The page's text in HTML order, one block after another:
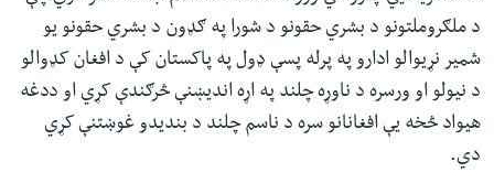
د ملګروملتونو د بشري حقونو د شورا په ګډون د بشري حقونو یو
شمیر نړیوالو ادارو په پرله پسې ډول په پاکستان کې د افغان کډوالو
د نیولو او ورسره د ناوړه چلند په اړه اندیښنې څرګندې کړي او ددغه
هیواد څخه یې افغانانو سره د ناسم چلند د بندیدو غوښتنې کړي
دي.